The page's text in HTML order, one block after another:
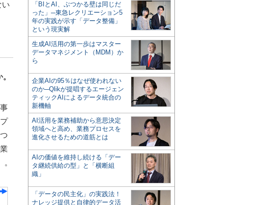
。
「BIとAI、ぶつかる壁は同じだ
った」─東急レクリエーション5
年の実践が示す「データ整備」
という現実解
生成AI活用の第一歩はマスター
データマネジメント（MDM）か
ら
企業AIの95％はなぜ使われない
のか─Qlikが提唱するエージェン
ティックAIによるデータ統合の
新機軸
AI活用を業務補助から意思決定
領域へと高め、業務プロセスを
進化させるための道筋とは
AIの価値を維持し続ける「デー
タ継続供給の型」と「横断組
織」
「データの民主化」の実践法！
ナレッジ提供と自律的データ活